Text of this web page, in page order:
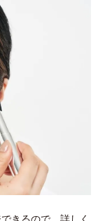
きるので、詳しく